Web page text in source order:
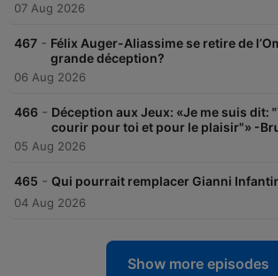
07 Aug 2026
467 - Félix Auger-Aliassime se retire de
grande déception?
06 Aug 2026
466 - Déception aux Jeux: «Je me suis dit:
courir pour toi et pour le plaisir"» -
05 Aug 2026
465 - Qui pourrait remplacer Gianni
04 Aug 2026
Show more episodes